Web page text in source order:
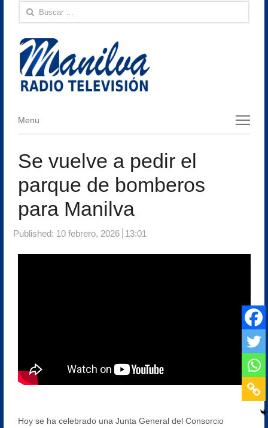
Buscar:
Menu
Menu
Se vuelve a pedir el
parque de bomberos
para Manilva
Published: 10 febrero, 2026 13:01
Hoy se ha celebrado una Junta General del Consorcio